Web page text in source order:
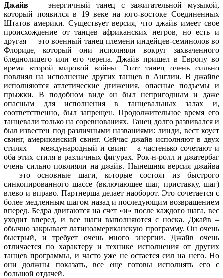
Джайв — энергичный танец с зажигательной музыкой,
который появился в 19 веке на юго-востоке Соединенных
Штатов америки. Существует версия, что джайв имеет свое
происхождение от танцев африканских негров, но есть и
другая — это военный танец племени индейцев-семинолов во
Флориде, который они исполняли вокруг захваченного
бледнолицего или его черепа. Джайв пришел в Европу во
время второй мировой войны. Этот танец очень сильно
повлиял на исполнение других танцев в Англии. В джайве
исполняются атлетические движения, опасные подъемы и
прыжки. В подобном виде он был непригодным и даже
опасным для исполнения в танцевальных залах и,
соответственно, был запрещен. Продолжительное время его
танцевали только на соревнованиях. Танец долго развивался и
был известен под различными названиями: линди, вест коуст
свинг, американский свинг. Сейчас джайв исполняют в двух
стилях — международный и свинг – а частенько сочетают и
оба этих стиля в различных фигурах. Рок-н-ролл и джатербаг
очень сильно повлияли на джайв. Нынешняя версия джайва
— это основные шаги, которые состоят из быстрого
синкопированного шассе (включающее шаг, приставку, шаг)
влево и вправо. Партнерша делает наоборот. Это сочетается с
более медленным шагом назад и последующим возвращением
вперед. Бедра двигаются на счет «и» после каждого шага, вес
уходит вперед, и все шаги выполняются с носка. Джайв –
обычно закрывает латиноамериканскую программу. Он очень
быстрый, и требует очень много энергии. Джайв очень
отличается по характеру и технике исполнения от других
танцев программы, и часто уже не остается сил на него. Но
они должны показать, все еще готовы исполнять его с
большой отдачей.